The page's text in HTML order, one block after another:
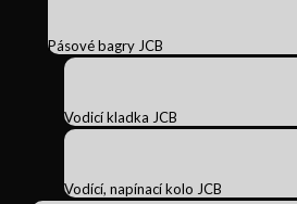
Pásové bagry JCB
Vodicí kladka JCB
Vodící, napínací kolo JCB